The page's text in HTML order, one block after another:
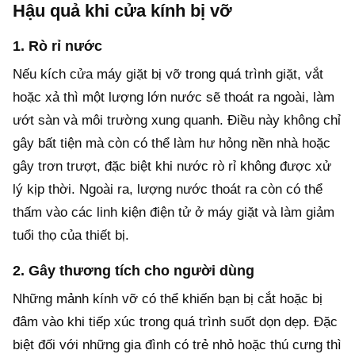
Hậu quả khi cửa kính bị vỡ
1. Rò rỉ nước
Nếu kích cửa máy giặt bị vỡ trong quá trình giặt, vắt
hoặc xả thì một lượng lớn nước sẽ thoát ra ngoài, làm
ướt sàn và môi trường xung quanh. Điều này không chỉ
gây bất tiện mà còn có thể làm hư hỏng nền nhà hoặc
gây trơn trượt, đặc biệt khi nước rò rỉ không được xử
lý kịp thời. Ngoài ra, lượng nước thoát ra còn có thể
thấm vào các linh kiện điện tử ở máy giặt và làm giảm
tuổi thọ của thiết bị.
2. Gây thương tích cho người dùng
Những mảnh kính vỡ có thể khiến bạn bị cắt hoặc bị
đâm vào khi tiếp xúc trong quá trình suốt dọn dẹp. Đặc
biệt đối với những gia đình có trẻ nhỏ hoặc thú cưng thì